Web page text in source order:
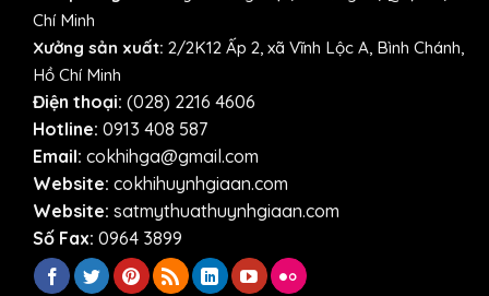
Chí Minh
Xưởng sản xuất: 2/2K12 Ấp 2, xã Vĩnh Lộc A, Bình Chánh,
Hồ Chí Minh
Điện thoại: (028) 2216 4606
Hotline: 0913 408 587
Email: cokhihga@gmail.com
Website: cokhihuynhgiaan.com
Website: satmythuathuynhgiaan.com
Số Fax: 0964 3899